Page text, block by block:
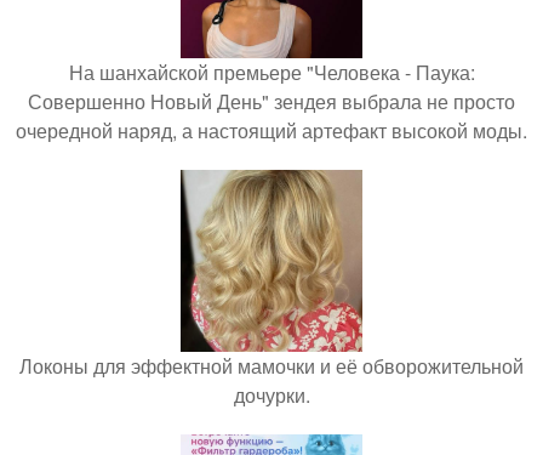
На шанхайской премьере "Человека - Паука:
Совершенно Новый День" зендея выбрала не просто
очередной наряд, а настоящий артефакт высокой моды.
Локоны для эффектной мамочки и её обворожительной
дочурки.